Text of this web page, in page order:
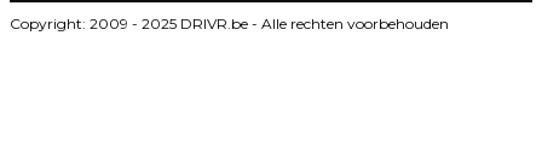
Copyright: 2009 - 2025 DRIVR.be - Alle rechten voorbehouden